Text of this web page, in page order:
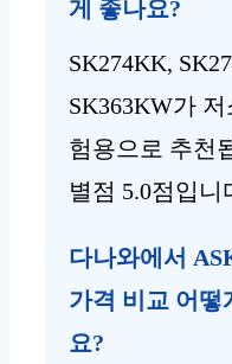
게 좋나요?
SK274KK,
SK363KW가 저
험용으로 추천
별점 5.0점입니
다나와에서
가격 비교 어떻
요?